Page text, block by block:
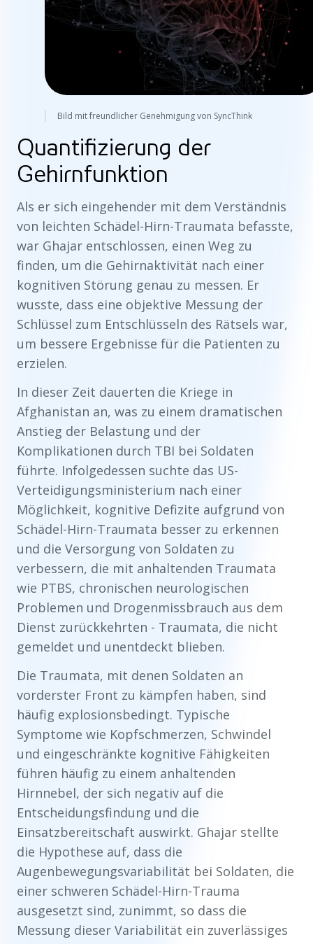
Bild mit freundlicher Genehmigung von SyncThink
Quantifizierung der
Gehirnfunktion
Als er sich eingehender mit dem Verständnis
von leichten Schädel-Hirn-Traumata befasste,
war Ghajar entschlossen, einen Weg zu
finden, um die Gehirnaktivität nach einer
kognitiven Störung genau zu messen. Er
wusste, dass eine objektive Messung der
Schlüssel zum Entschlüsseln des Rätsels war,
um bessere Ergebnisse für die Patienten zu
erzielen.
In dieser Zeit dauerten die Kriege in
Afghanistan an, was zu einem dramatischen
Anstieg der Belastung und der
Komplikationen durch TBI bei Soldaten
führte. Infolgedessen suchte das US-
Verteidigungsministerium nach einer
Möglichkeit, kognitive Defizite aufgrund von
Schädel-Hirn-Traumata besser zu erkennen
und die Versorgung von Soldaten zu
verbessern, die mit anhaltenden Traumata
wie PTBS, chronischen neurologischen
Problemen und Drogenmissbrauch aus dem
Dienst zurückkehrten - Traumata, die nicht
gemeldet und unentdeckt blieben.
Die Traumata, mit denen Soldaten an
vorderster Front zu kämpfen haben, sind
häufig explosionsbedingt. Typische
Symptome wie Kopfschmerzen, Schwindel
und eingeschränkte kognitive Fähigkeiten
führen häufig zu einem anhaltenden
Hirnnebel, der sich negativ auf die
Entscheidungsfindung und die
Einsatzbereitschaft auswirkt. Ghajar stellte
die Hypothese auf, dass die
Augenbewegungsvariabilität bei Soldaten, die
einer schweren Schädel-Hirn-Trauma
ausgesetzt sind, zunimmt, so dass die
Messung dieser Variabilität ein zuverlässiges